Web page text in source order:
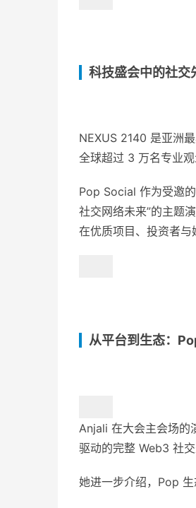
科技盛会中的社交
NEXUS 2140 是亚洲
全球超过 3 万名专业
Pop Social 作为受邀
社交网络未来”的主题
在优质项目、投资者与
从平台到生态：
Anjali 在大会主会场的
驱动的完整 Web3 社
她进一步介绍，Pop 生